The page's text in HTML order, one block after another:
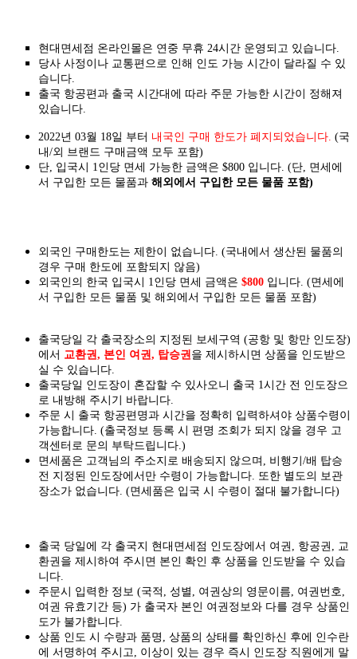
현대면세점 온라인몰은 연중 무휴 24시간 운영되고 있습니다.
당사 사정이나 교통편으로 인해 인도 가능 시간이 달라질 수 있
습니다.
출국 항공편과 출국 시간대에 따라 주문 가능한 시간이 정해져
있습니다.
2022년 03월 18일 부터 내국인 구매 한도가 폐지되었습니다. (국
내/외 브랜드 구매금액 모두 포함)
단, 입국시 1인당 면세 가능한 금액은 $800 입니다. (단, 면세에
서 구입한 모든 물품과 해외에서 구입한 모든 물품 포함)
외국인 구매한도는 제한이 없습니다. (국내에서 생산된 물품의
경우 구매 한도에 포함되지 않음)
외국인의 한국 입국시 1인당 면세 금액은 $800 입니다. (면세에
서 구입한 모든 물품 및 해외에서 구입한 모든 물품 포함)
출국당일 각 출국장소의 지정된 보세구역 (공항 및 항만 인도장)
에서 교환권, 본인 여권, 탑승권 을 제시하시면 상품을 인도 받으
실 수 있습니다.
출국당일 인도장이 혼잡할 수 있사오니 출국 1시간 전 인도장으
로 내방해 주시기 바랍니다.
주문 시 출국 항공편명과 시간을 정확히 입력하셔야 상품수령이
가능합니다. (출국정보 등록 시 편명 조회가 되지 않을 경우 고
객센터로 문의 부탁드립니다.)
면세품은 고객님의 주소지로 배송되지 않으며, 비행기/배 탑승
전 지정된 인도장에서만 수령이 가능합니다. 또한 별도의 보관
장소가 없습니다. (면세품은 입국 시 수령이 절대 불가합니다)
출국 당일에 각 출국지 현대면세점 인도장에서 여권, 항공권, 교
환권을 제시하여 주시면 본인 확인 후 상품을 인도받을 수 있습
니다.
주문시 입력한 정보 (국적, 성별, 여권상의 영문이름, 여권번호,
여권 유효기간 등) 가 출국자 본인 여권정보와 다를 경우 상품인
도가 불가합니다.
상품 인도 시 수량과 품명, 상품의 상태를 확인하신 후에 인수란
에 서명하여 주시고, 이상이 있는 경우 즉시 인도장 직원에게 말